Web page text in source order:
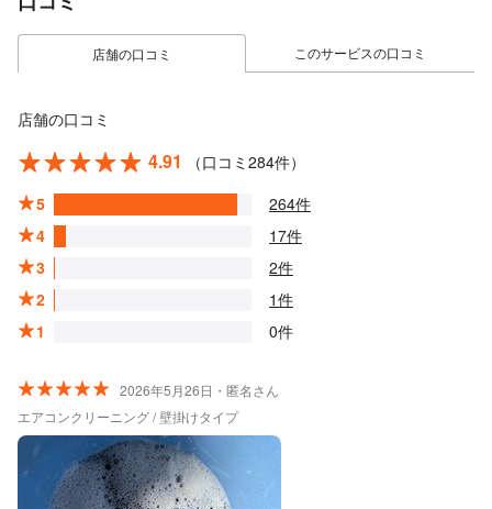
店舗の口コミ このサービスの口コミ
店舗の口コミ
4.91
（口コミ284件）
5
264件
4
17件
3
2件
2
1件
1
0件
2026年5月26日・匿名さん
エアコンクリーニング / 壁掛けタイプ